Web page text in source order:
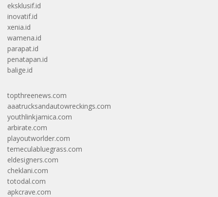
eksklusif.id
inovatif.id
xenia.id
wamena.id
parapat.id
penatapan.id
balige.id
topthreenews.com
aaatrucksandautowreckings.com
youthlinkjamica.com
arbirate.com
playoutworlder.com
temeculabluegrass.com
eldesigners.com
cheklani.com
totodal.com
apkcrave.com